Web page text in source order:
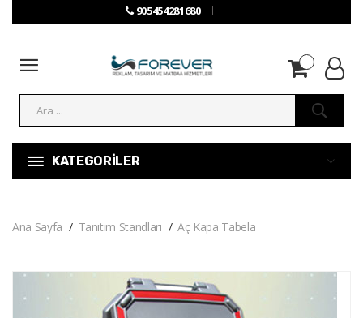
905454281680
KATEGORİLER
Ana Sayfa Tanıtım Standları Aç Kapa Tabela